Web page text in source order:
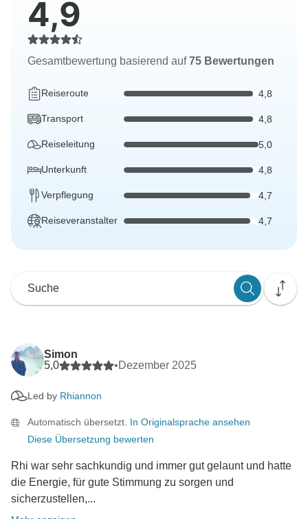
4,9
Gesamtbewertung basierend auf75 Bewertungen
Reiseroute 4,8
Transport 4,8
Reiseleitung 5,0
Unterkunft 4,8
Verpflegung 4,7
Reiseveranstalter 4,7
Simon
5,0
•Dezember 2025
Led by Rhiannon
Automatisch übersetzt. In Originalsprache ansehen
Diese Übersetzung bewerten
Rhi war sehr sachkundig und immer gut gelaunt und hatte
die Energie, für gute Stimmung zu sorgen und
sicherzustellen,...